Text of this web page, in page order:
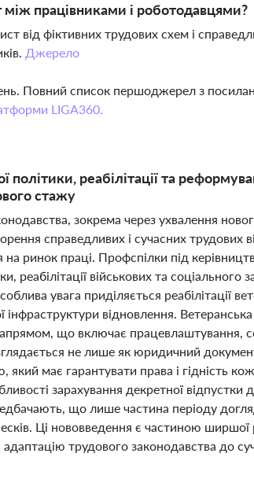
працівниками і роботодавцями?
від фіктивних трудових схем і
Джерело
Повний список першоджерел з
LIGA360.
політики, реабілітації та
стажу
зокрема через ухвалення
справедливих і сучасних трудових
ринок праці. Профспілки під
військових та соціального
увага приділяється реабілітації
відновлення.
що включає працевлаштування,
не лише як юридичний
має гарантувати права і гідність
зарахування декретної відпустки
що лише частина періоду
Ці нововведення є частиною
трудового законодавства до